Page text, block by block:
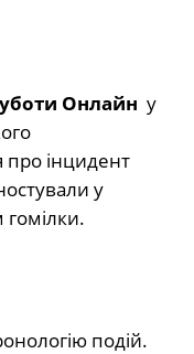
Онлайн у
інцидент
у
подій.